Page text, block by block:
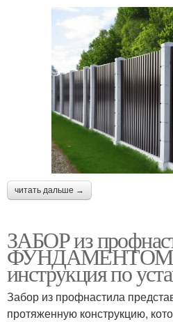
читать дальше →
ЗАБОР из
ФУНДАМЕНТОМ:
инструкция по
Забор из профнастила
протяженную конструкцию,